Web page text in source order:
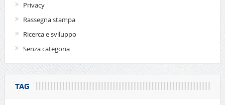
Privacy
Rassegna stampa
Ricerca e sviluppo
Senza categoria
TAG